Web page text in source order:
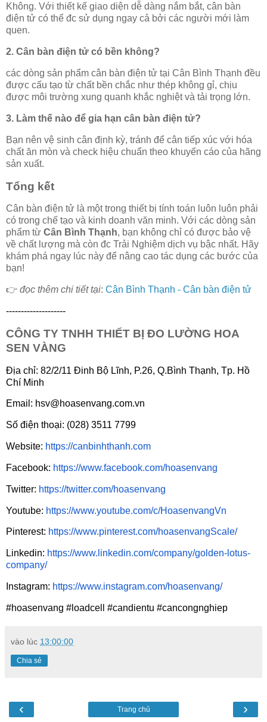
Không. Với thiết kế giao diện dễ dàng nắm bắt, cân bàn
điện tử có thể đc sử dụng ngay cả bởi các người mới làm
quen.
2. Cân bàn điện tử có bền không?
các dòng sản phẩm cân bàn điện tử tại Cân Bình Thạnh đều
được cấu tạo từ chất bền chắc như thép không gỉ, chịu
được môi trường xung quanh khắc nghiệt và tải trọng lớn.
3. Làm thế nào để gia hạn cân bàn điện tử?
Bạn nên vệ sinh cân định kỳ, tránh để cân tiếp xúc với hóa
chất ăn mòn và check hiệu chuẩn theo khuyến cáo của hãng
sản xuất.
Tổng kết
Cân bàn điện tử là một trong thiết bị tính toán luôn luôn phải
có trong chế tạo và kinh doanh văn minh. Với các dòng sản
phẩm từ Cân Bình Thạnh, bạn không chỉ có được bảo vệ
về chất lượng mà còn đc Trải Nghiệm dịch vụ bậc nhất. Hãy
khám phá ngay lúc này để nâng cao tác dụng các bước của
bạn!
👉 đọc thêm chi tiết tại: Cân Bình Thạnh - Cân bàn điện tử
--------------------
CÔNG TY TNHH THIẾT BỊ ĐO LƯỜNG HOA
SEN VÀNG
Địa chỉ: 82/2/11 Đinh Bộ Lĩnh, P.26, Q.Bình Thạnh, Tp. Hồ
Chí Minh
Email: hsv@hoasenvang.com.vn
Số điện thoại: (028) 3511 7799
Website: https://canbinhthanh.com
Facebook: https://www.facebook.com/hoasenvang
Twitter: https://twitter.com/hoasenvang
Youtube: https://www.youtube.com/c/HoasenvangVn
Pinterest: https://www.pinterest.com/hoasenvangScale/
Linkedin: https://www.linkedin.com/company/golden-lotus-
company/
Instagram: https://www.instagram.com/hoasenvang/
#hoasenvang #loadcell #candientu #cancongnghiep
vào lúc 13:00:00
Chia sẻ
‹ ›
Trang chủ